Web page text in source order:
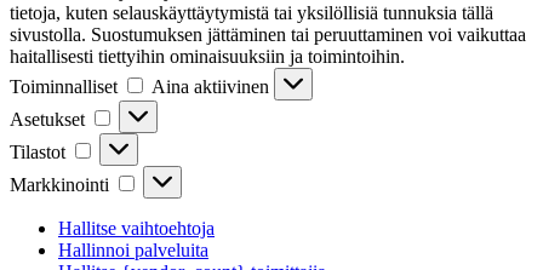
tietoja, kuten selauskäyttäytymistä tai yksilöllisiä tunnuksia tällä
sivustolla. Suostumuksen jättäminen tai peruuttaminen voi vaikuttaa
haitallisesti tiettyihin ominaisuuksiin ja toimintoihin.
Toiminnalliset
Toiminnalliset
Aina aktiivinen
Asetukset
Asetukset
Tilastot Tilastot
Markkinointi Markkinointi
Hallitse vaihtoehtoja
Hallinnoi palveluita